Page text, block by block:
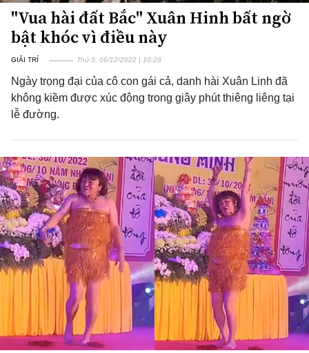
"Vua hài đất Bắc" Xuân Hinh bất ngờ
bật khóc vì điều này
GIẢI TRÍ Thứ 3, 06/12/2022 | 10:28
Ngày trọng đại của cô con gái cả, danh hài Xuân Linh đã
không kiềm được xúc động trong giây phút thiêng liêng tại
lễ đường.